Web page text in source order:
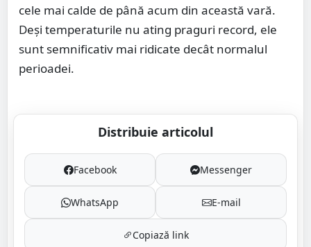
cele mai calde de până acum din această vară.
Deși temperaturile nu ating praguri record, ele
sunt semnificativ mai ridicate decât normalul
perioadei.
Distribuie articolul
Facebook Messenger
WhatsApp E-mail
Copiază link